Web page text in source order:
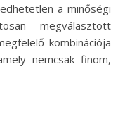
a minőségi
megválasztott
kombinációja
nemcsak finom,